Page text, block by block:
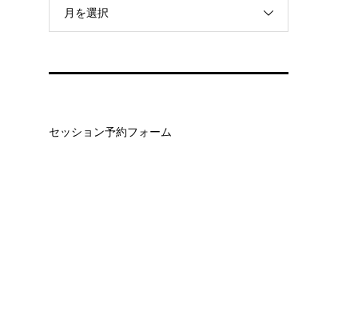
月を選択
セッション予約フォーム